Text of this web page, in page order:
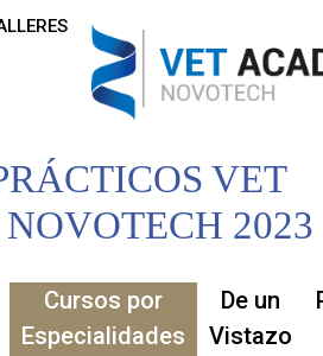
VET
2023
Cursos por
Especialidades
De un
Vistazo